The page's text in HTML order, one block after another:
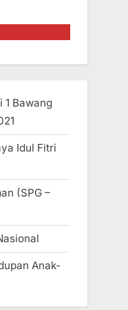
1 Bawang
Idul Fitri
(SPG –
Anak-